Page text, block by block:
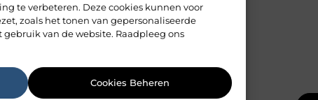
te verbeteren. Deze cookies kunnen voor
zoals het tonen van gepersonaliseerde
van de website. Raadpleeg ons
Cookies Beheren